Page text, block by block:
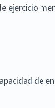
ejercicio
de